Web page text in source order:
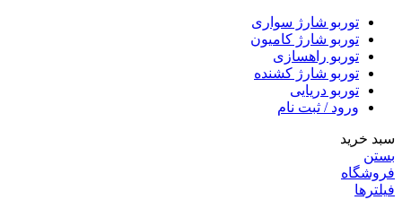
توربو شارژ سواری
توربو شارژ کامیون
توربو راهسازی
توربو شارژ کشنده
توربو دریایی
ورود / ثبت نام
سبد خرید
بستن
فروشگاه
فیلترها